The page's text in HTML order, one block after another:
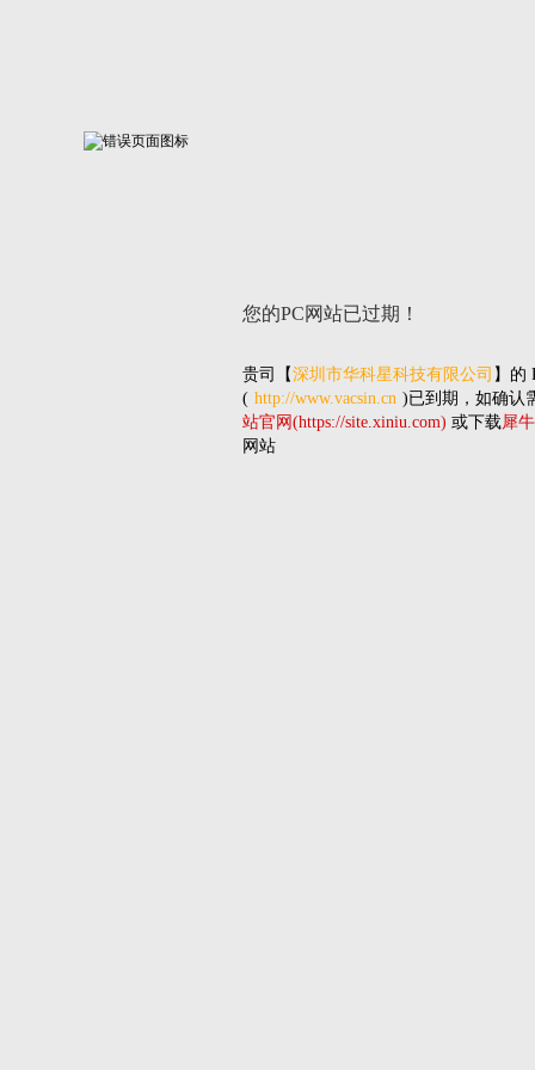
您的PC网站已过期！
贵司 【深圳市华科星科技有限公司 】的
( http://www.vacsin.cn )已到期，如确认
站官网(https://site.xiniu.com) 或下载犀
网站